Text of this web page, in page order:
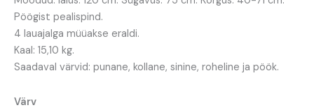
Pöögist pealispind.
4 lauajalga müüakse eraldi.
Kaal: 15,10 kg.
Saadaval värvid: punane, kollane, sinine, roheline ja pöök.
Värv